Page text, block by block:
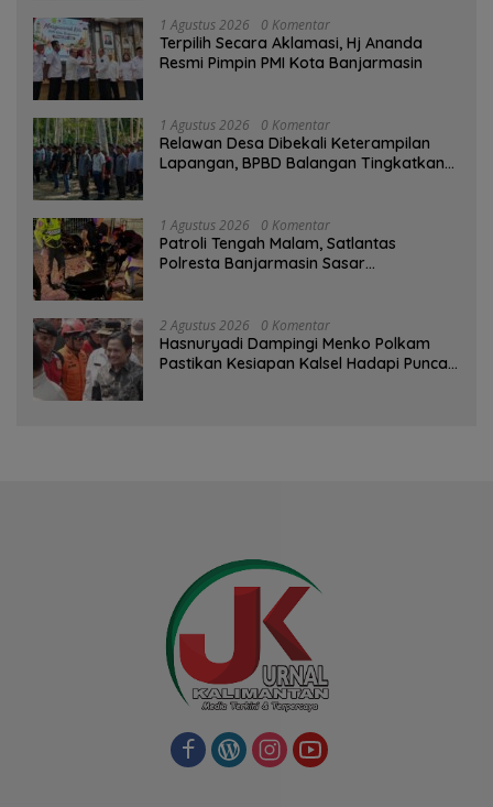
1 Agustus 2026 0 Komentar
‎Terpilih Secara Aklamasi, Hj Ananda
Resmi Pimpin PMI Kota Banjarmasin
1 Agustus 2026 0 Komentar
Relawan Desa Dibekali Keterampilan
Lapangan, BPBD Balangan Tingkatkan
1 Agustus 2026 0 Komentar
Patroli Tengah Malam, Satlantas
Polresta Banjarmasin Sasar
2 Agustus 2026 0 Komentar
Hasnuryadi Dampingi Menko Polkam
Pastikan Kesiapan Kalsel Hadapi Puncak